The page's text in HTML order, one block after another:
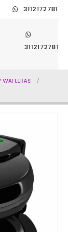
3112172781
3112172781
WAFLERAS